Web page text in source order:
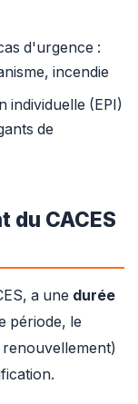
d'urgence :
incendie
individuelle (EPI)
de
du CACES
a une durée
période, le
renouvellement)